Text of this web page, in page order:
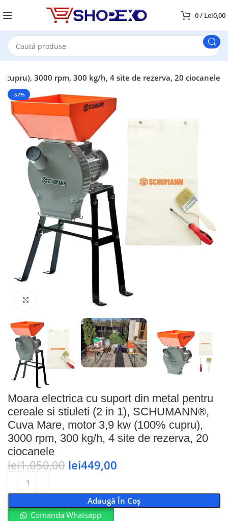
0/ Lei0,00
3000 rpm, 300 kg/h, 4 site de rezerva, 20 ciocanele
-57%
Faceți click pentru a mări
Moara electrica cu suport din metal pentru
cereale si stiuleti (2 in 1), SCHUMANN®,
Cuva Mare, motor 3,9 kw (100% cupru),
3000 rpm, 300 kg/h, 4 site de rezerva, 20
ciocanele
lei1.050,00 lei449,00
Adaugă În Coș
Comanda Whatsapp